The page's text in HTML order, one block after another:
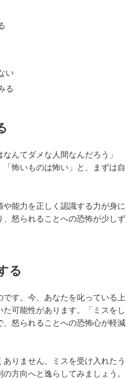
い
る
んてダメな人間なんだろう」
怖いものは怖い」と、まずは自
能力を正しく認識する力が身に
怒られることへの恐怖が少しず
る
す。今、あなたを叱っている上
可能性があります。「ミスをし
怒られることへの恐怖心が軽減
りません。ミスを受け入れたう
方向へと逸らしてみましょう。